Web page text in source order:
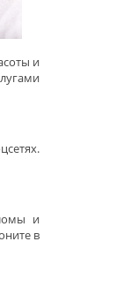
и
и
в